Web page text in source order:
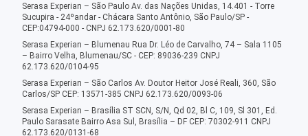
Serasa Experian – São Paulo Av. das Nações Unidas, 14.401 - Torre
Sucupira - 24ºandar - Chácara Santo Antônio, São Paulo/SP -
CEP:04794-000 - CNPJ 62.173.620/0001-80
Serasa Experian – Blumenau Rua Dr. Léo de Carvalho, 74 – Sala 1105
– Bairro Velha, Blumenau/SC - CEP: 89036-239 CNPJ
62.173.620/0104-95
Serasa Experian – São Carlos Av. Doutor Heitor José Reali, 360, São
Carlos/SP CEP: 13571-385 CNPJ 62.173.620/0093-06
Serasa Experian – Brasília ST SCN, S/N, Qd 02, Bl C, 109, Sl 301, Ed.
Paulo Sarasate Bairro Asa Sul, Brasília – DF CEP: 70302-911 CNPJ
62.173.620/0131-68